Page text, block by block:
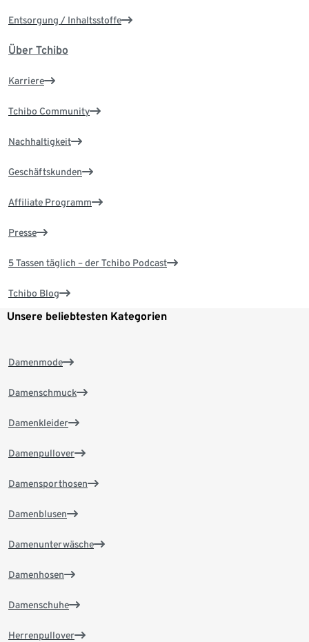
Entsorgung / Inhaltsstoffe
Über Tchibo
Karriere
Tchibo Community
Nachhaltigkeit
Geschäftskunden
Affiliate Programm
Presse
5 Tassen täglich – der Tchibo Podcast
Tchibo Blog
Unsere beliebtesten Kategorien
Damenmode
Damenschmuck
Damenkleider
Damenpullover
Damensporthosen
Damenblusen
Damenunterwäsche
Damenhosen
Damenschuhe
Herrenpullover